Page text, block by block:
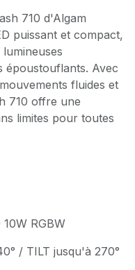
710 d'Algam
puissant et compact,
époustouflants. Avec
fluides et
710 offre une
limites pour toutes
RGBW
/ TILT jusqu'à 270°